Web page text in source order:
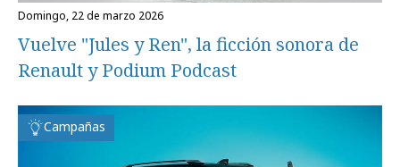
domingo, 22 de marzo 2026
Vuelve "Jules y Ren", la ficción sonora de
Renault y Podium Podcast
Campañas